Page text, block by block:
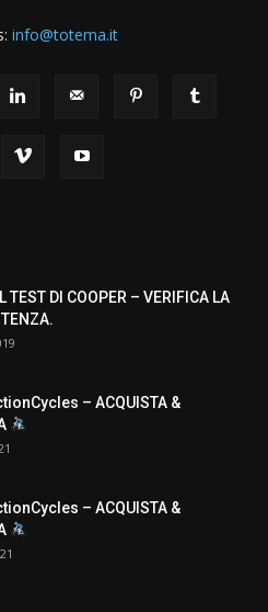
info@totema.it
TEST DI COOPER – VERIFICA LA
– ACQUISTA &
– ACQUISTA &